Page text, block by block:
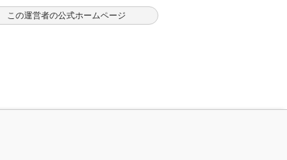
この運営者の公式ホームページ